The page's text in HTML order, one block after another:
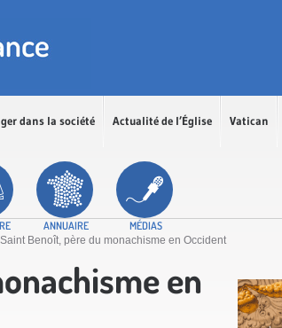
dans la société Actualité de l’Église Vatican
ANNUAIRE MÉDIAS
Saint Benoît, père du monachisme en Occident
en